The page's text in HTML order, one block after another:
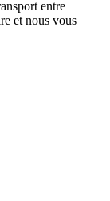
entre
et nous vous